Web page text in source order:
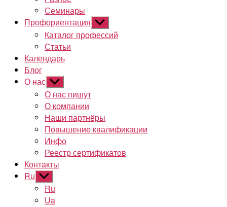
Семинары
Профориентация Показывать
подменю
Каталог профессий
Статьи
Календарь
Блог
О нас Показывать
подменю
О нас пишут
О компании
Наши партнёры
Повышение квалификации
Инфо
Реестр сертификатов
Контакты
Ru Показывать
подменю
Ru
Ua